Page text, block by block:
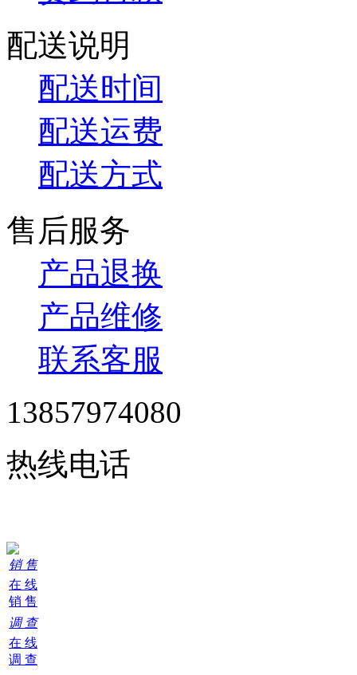
配送说明
配送时间
配送运费
配送方式
售后服务
产品退换
产品维修
联系客服
13857974080
热线电话
销 售
在 线
销 售
调 查
在 线
调 查